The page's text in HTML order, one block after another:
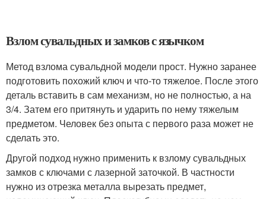
Взлом сувальдных и замков с язычком
Метод взлома сувальдной модели прост. Нужно заранее
подготовить похожий ключ и что-то тяжелое. После этого
деталь вставить в сам механизм, но не полностью, а на
3/4. Затем его притянуть и ударить по нему тяжелым
предметом. Человек без опыта с первого раза может не
сделать это.
Другой подход нужно применить к взлому сувальдных
замков с ключами с лазерной заточкой. В частности
нужно из отрезка металла вырезать предмет,